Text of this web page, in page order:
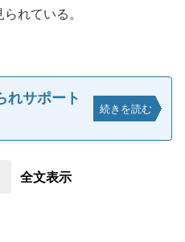
れている。
サポート
続きを読む
全文表示